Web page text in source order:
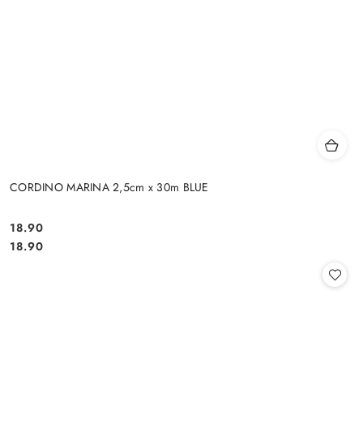
CORDINO MARINA 2,5cm x 30m BLUE
Cena:
18.90
Cena:
18.90